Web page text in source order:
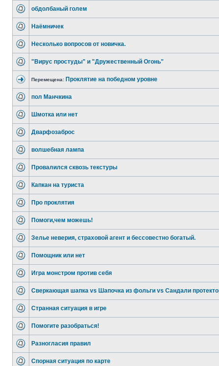
обдолбаный голем
Наёмничек
Несколько вопросов от новичка.
"Вирус простуды" и "Дружественный Огонь"
Перемещена: Проклятие на победном уровне
пол Манчкина
Шмотка или нет
Дварфозаброс
волшебная лампа
Провалился сквозь текстуры
Капкан на туриста
Про проклятия
Помоги,чем можешь!
Зелье неверия, страховой агент и бессовестно богатый.
Помощник или нет
Игра монстром против себя
Сверкающая шапка vs Шапочка из фольги vs Сандали
Странная ситуация в игре
Помогите разобраться!
Разногласия правил
Спорная ситуация по карте